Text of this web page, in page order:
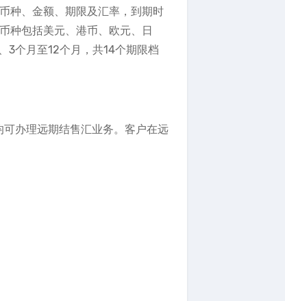
种、金额、期限及汇率，到期时
种包括美元、港币、欧元、日
3个月至12个月，共14个期限档
办理远期结售汇业务。客户在远